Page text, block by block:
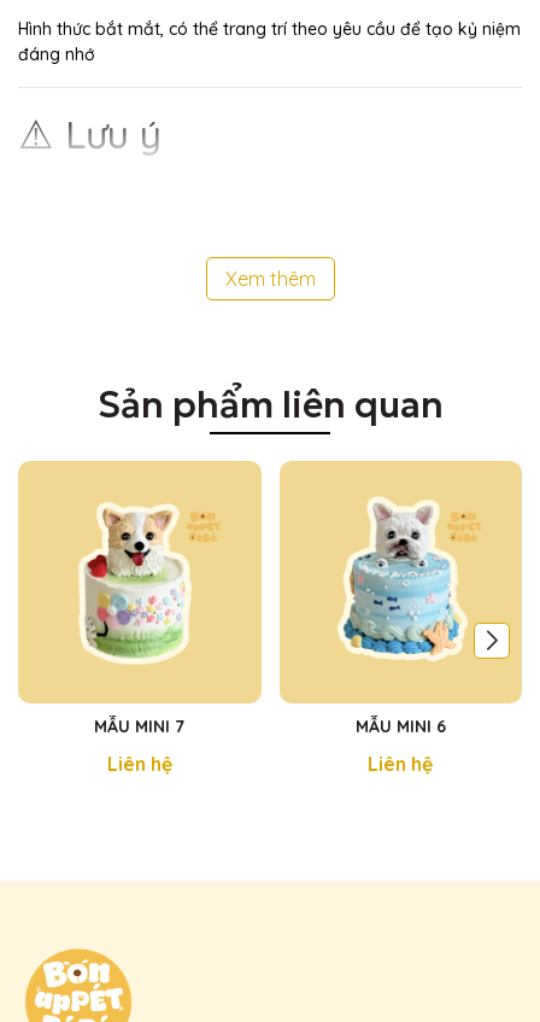
Hình thức bắt mắt, có thể trang trí theo yêu cầu để tạo kỷ niệm
đáng nhớ
⚠️ Lưu ý
: ( 1-11)
: Gà · Heo · Bò · Vịt
Gửi ảnh mẫu (nếu muốn cá nhân hóa thiết kế giống thú
→ Bánh sẽ được chuẩn bị tươi
mới và giao tận nơi
Đặt ngay Mini Cake để mang đến bất ngờ ngọt ngào
cho boss cưng của bạn!
Xem thêm
Sản phẩm liên quan
MẪU MINI 7
Liên hệ
MẪU MINI 6
Liên hệ